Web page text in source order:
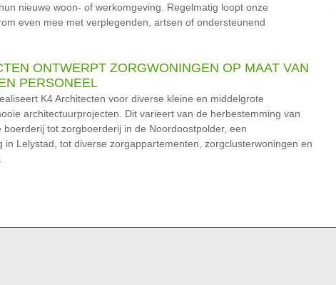
nieuwe woon- of werkomgeving. Regelmatig loopt onze
even mee met verplegenden, artsen of ondersteunend
ONTWERPT ZORGWONINGEN OP MAAT VAN
PERSONEEL
K4 Architecten voor diverse kleine en middelgrote
architectuurprojecten. Dit varieert van de herbestemming van
boerderij tot zorgboerderij in de Noordoostpolder, een
in Lelystad, tot diverse zorgappartementen, zorgclusterwoningen en